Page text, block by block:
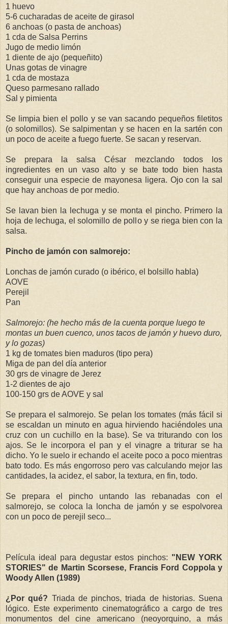
1 huevo
5-6 cucharadas de aceite de girasol
6 anchoas (o pasta de anchoas)
1 cda de Salsa Perrins
Jugo de medio limón
1 diente de ajo (pequeñito)
Unas gotas de vinagre
1 cda de mostaza
Queso parmesano rallado
Sal y pimienta
Se limpia bien el pollo y se van sacando pequeños filetitos
(o solomillos). Se salpimentan y se hacen en la sartén con
un poco de aceite a fuego fuerte. Se sacan y reservan.
Se prepara la salsa César mezclando todos los
ingredientes en un vaso alto y se bate todo bien hasta
conseguir una especie de mayonesa ligera. Ojo con la sal
que hay anchoas de por medio.
Se lavan bien la lechuga y se monta el pincho. Primero la
hoja de lechuga, el solomillo de pollo y se riega bien con la
salsa.
Pincho de jamón con salmorejo:
Lonchas de jamón curado (o ibérico, el bolsillo habla)
AOVE
Perejil
Pan
Salmorejo: (he hecho más de la cuenta porque luego te
montas un buen cuenco, unos tacos de jamón y huevo duro,
y lo gozas)
1 kg de tomates bien maduros (tipo pera)
Miga de pan del día anterior
30 grs de vinagre de Jerez
1-2 dientes de ajo
100-150 grs de AOVE y sal
Se prepara el salmorejo. Se pelan los tomates (más fácil si
se escaldan un minuto en agua hirviendo haciéndoles una
cruz con un cuchillo en la base). Se va triturando con los
ajos. Se le incorpora el pan y el vinagre a triturar se ha
dicho. Yo le suelo ir echando el aceite poco a poco mientras
bato todo. Es más engorroso pero vas calculando mejor las
cantidades, la acidez, el sabor, la textura, en fin, todo.
Se prepara el pincho untando las rebanadas con el
salmorejo, se coloca la loncha de jamón y se espolvorea
con un poco de perejil seco...
Película ideal para degustar estos pinchos: "NEW YORK
STORIES" de Martin Scorsese, Francis Ford Coppola y
Woody Allen (1989)
¿Por qué? Triada de pinchos, triada de historias. Suena
lógico. Este experimento cinematográfico a cargo de tres
monumentos del cine americano (neoyorquino, a más